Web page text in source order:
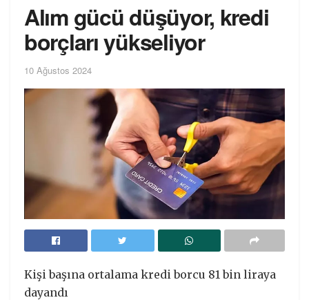
Alım gücü düşüyor, kredi
borçları yükseliyor
10 Ağustos 2024
Kişi başına ortalama kredi borcu 81 bin liraya
dayandı